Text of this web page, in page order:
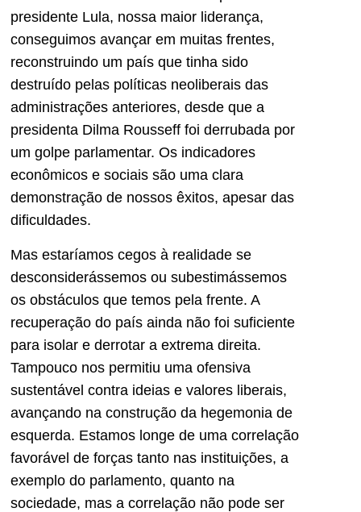
presidente Lula, nossa maior liderança,
conseguimos avançar em muitas frentes,
reconstruindo um país que tinha sido
destruído pelas políticas neoliberais das
administrações anteriores, desde que a
presidenta Dilma Rousseff foi derrubada por
um golpe parlamentar. Os indicadores
econômicos e sociais são uma clara
demonstração de nossos êxitos, apesar das
dificuldades.
Mas estaríamos cegos à realidade se
desconsiderássemos ou subestimássemos
os obstáculos que temos pela frente. A
recuperação do país ainda não foi suficiente
para isolar e derrotar a extrema direita.
Tampouco nos permitiu uma ofensiva
sustentável contra ideias e valores liberais,
avançando na construção da hegemonia de
esquerda. Estamos longe de uma correlação
favorável de forças tanto nas instituições, a
exemplo do parlamento, quanto na
sociedade, mas a correlação não pode ser